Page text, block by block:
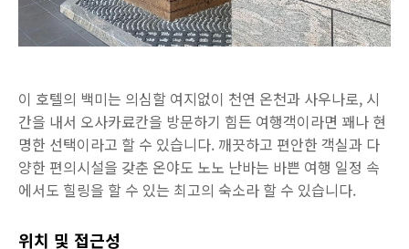
이 호텔의 백미는 의심할 여지없이 천연 온천과 사우나로, 시
간을 내서 오사카료칸을 방문하기 힘든 여행객이라면 꽤나 현
명한 선택이라고 할 수 있습니다. 깨끗하고 편안한 객실과 다
양한 편의시설을 갖춘 온야도 노노 난바는 바쁜 여행 일정 속
에서도 힐링을 할 수 있는 최고의 숙소라 할 수 있습니다.
위치 및 접근성